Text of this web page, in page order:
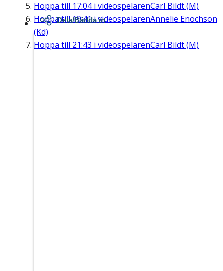
Hoppa till 17:04i videospelarenCarl Bildt (M)
Hoppa till19:41i videospelarenAnnelie Enochson
(Kd)
Hoppa till 21:43 i videospelarenCarl Bildt (M)
Dela/Bädda in